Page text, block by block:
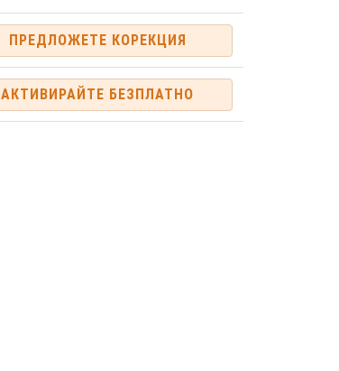
ПРЕДЛОЖЕТЕ КОРЕКЦИЯ
АКТИВИРАЙТЕ БЕЗПЛАТНО